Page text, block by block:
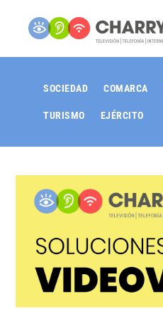
SOCIEDAD COMARCA
TURISMO EJÉRCITO